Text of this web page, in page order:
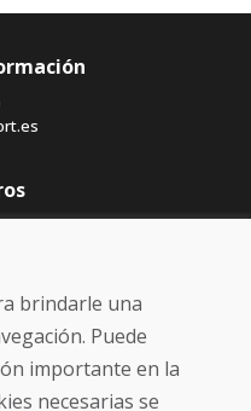
brindarle una
Puede
importante en la
necesarias se